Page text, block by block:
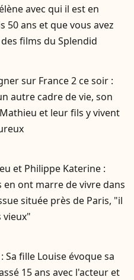
avec qui il est en
50 ans et que vous avez
films du Splendid
sur France 2 ce soir :
autre cadre de vie, son
et leur fils y vivent
et Philippe Katerine :
en ont marre de vivre dans
située près de Paris, "il
vieux"
Sa fille Louise évoque sa
15 ans avec l'acteur et